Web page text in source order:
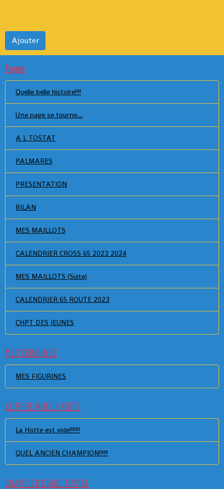
Ajouter
Pages
Quelle belle histoire!!!!
Une page se tourne....
A L TOSTAT
PALMARES
PRESENTATION
BILAN
MES MAILLOTS
CALENDRIER CROSS 65 2023 2024
MES MAILLOTS (Suite)
CALENDRIER 65 ROUTE 2023
CHPT DES JEUNES
MES FIGURINES
MES FIGURINES
LE PERE NOEL EXISTE
La Hotte est vide!!!!!!!
QUEL ANCIEN CHAMPION!!!!!!
CHANTIER STADE TOSTAT